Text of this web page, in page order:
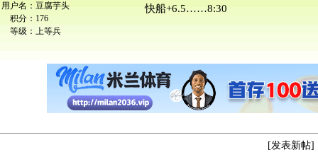
用户名： 豆腐芋头
积分： 176
等级： 上等兵
快船+6.5……8:30
[发表新帖]